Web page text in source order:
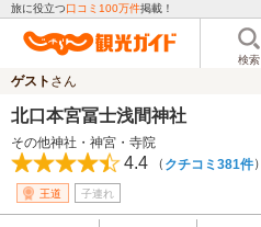
旅に役立つ口コミ100万件掲載！
検索
ゲスト さん
北口本宮冨士浅間神社
その他神社・神宮・寺院
4.4 （ クチコミ381件）
王道 子連れ